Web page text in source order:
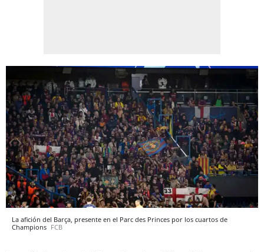
La afición del Barça, presente en el Parc des Princes por los cuartos de
Champions FCB